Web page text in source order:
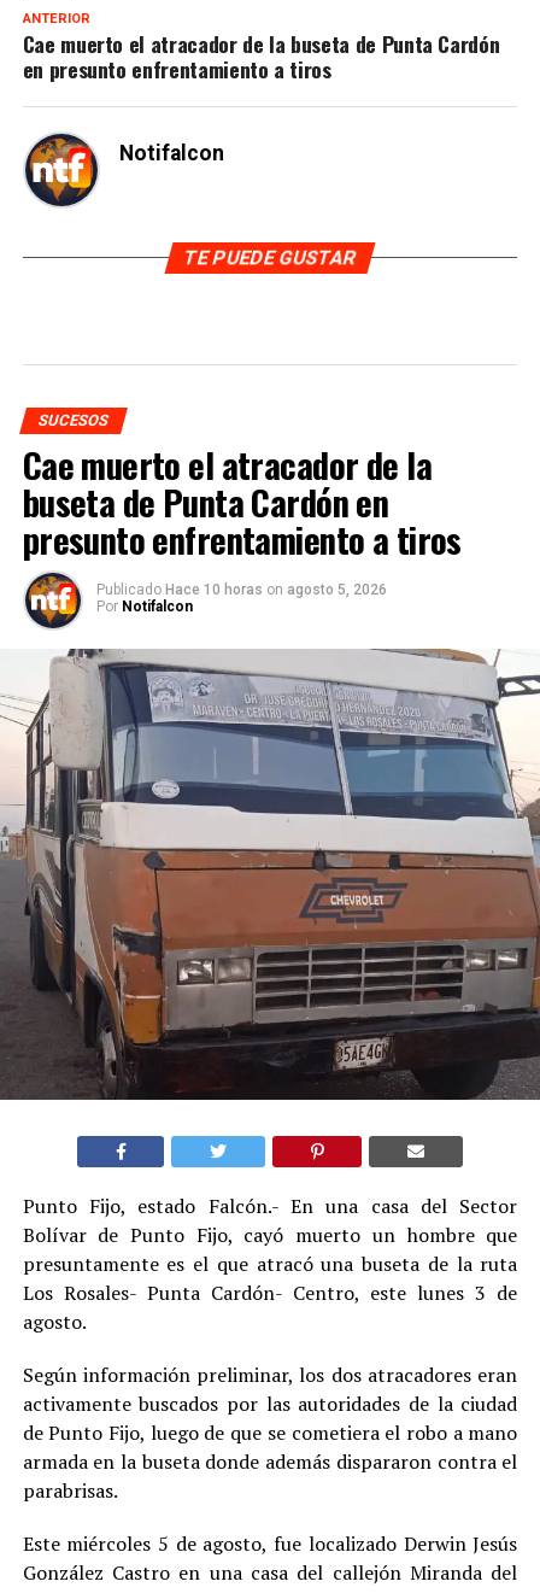
ANTERIOR
Cae muerto el atracador de la buseta de Punta Cardón
en presunto enfrentamiento a tiros
Notifalcon
TE PUEDE GUSTAR
SUCESOS
Cae muerto el atracador de la
buseta de Punta Cardón en
presunto enfrentamiento a tiros
Publicado Hace 10 horas on agosto 5, 2026
Por Notifalcon
Punto Fijo, estado Falcón.- En una casa del Sector
Bolívar de Punto Fijo, cayó muerto un hombre que
presuntamente es el que atracó una buseta de la ruta
Los Rosales- Punta Cardón- Centro, este lunes 3 de
agosto.
Según información preliminar, los dos atracadores eran
activamente buscados por las autoridades de la ciudad
de Punto Fijo, luego de que se cometiera el robo a mano
armada en la buseta donde además dispararon contra el
parabrisas.
Este miércoles 5 de agosto, fue localizado Derwin Jesús
González Castro en una casa del callejón Miranda del